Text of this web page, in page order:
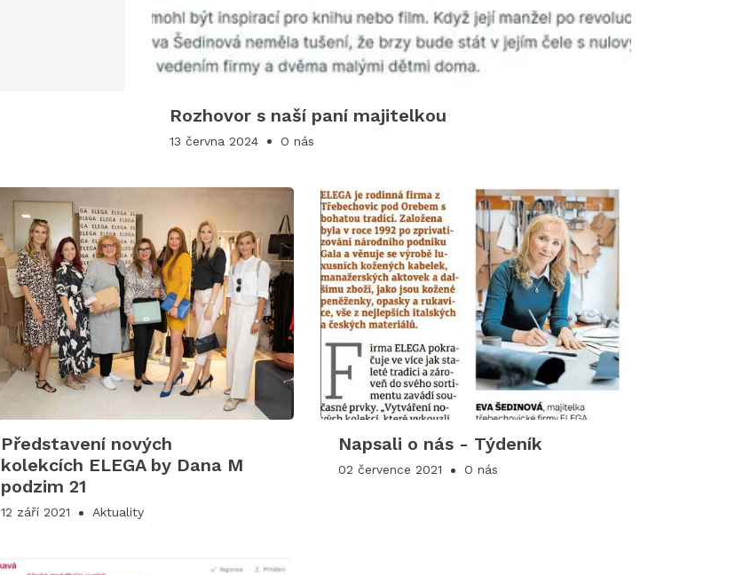
Rozhovor s naší paní majitelkou
13 června 2024 O nás
Představení nových
kolekcích ELEGA by Dana M
podzim 21
12 září 2021 Aktuality
Napsali o nás - Týdeník
02 července 2021 O nás